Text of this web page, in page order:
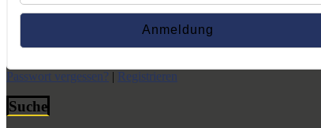
Passwort vergessen? | Registrieren
Suche